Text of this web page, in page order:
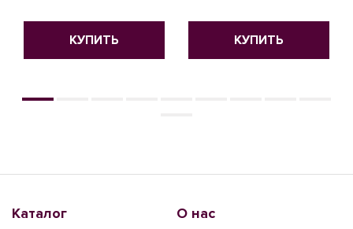
КУПИТЬ КУПИТЬ
Каталог О нас